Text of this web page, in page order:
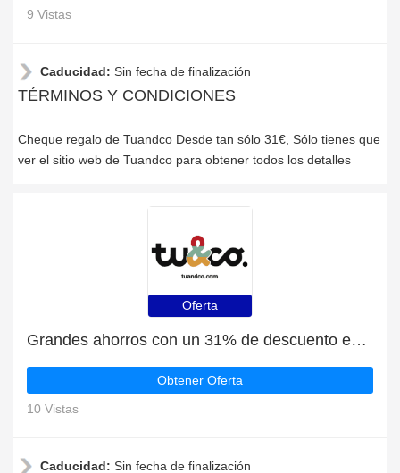
9 Vistas
Caducidad: Sin fecha de finalización
TÉRMINOS Y CONDICIONES
Cheque regalo de Tuandco Desde tan sólo 31€, Sólo tienes que
ver el sitio web de Tuandco para obtener todos los detalles
Oferta
Grandes ahorros con un 31% de descuento en las últimas ofertas
Obtener Oferta
10 Vistas
Caducidad: Sin fecha de finalización